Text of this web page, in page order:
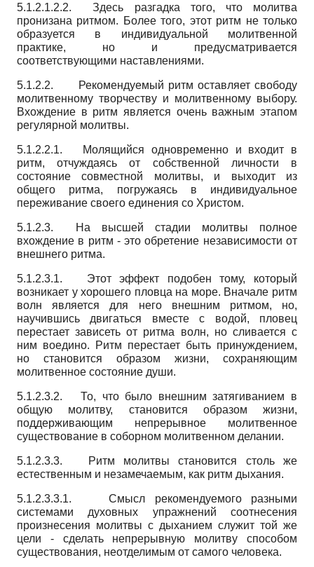
5.1.2.1.2.2. Здесь разгадка того, что молитва
пронизана ритмом. Более того, этот ритм не только
образуется в индивидуальной молитвенной
практике, но и предусматривается
соответствующими наставлениями.
5.1.2.2. Рекомендуемый ритм оставляет свободу
молитвенному творчеству и молитвенному выбору.
Вхождение в ритм является очень важным этапом
регулярной молитвы.
5.1.2.2.1. Молящийся одновременно и входит в
ритм, отчуждаясь от собственной личности в
состояние совместной молитвы, и выходит из
общего ритма, погружаясь в индивидуальное
переживание своего единения со Христом.
5.1.2.3. На высшей стадии молитвы полное
вхождение в ритм - это обретение независимости от
внешнего ритма.
5.1.2.3.1. Этот эффект подобен тому, который
возникает у хорошего пловца на море. Вначале ритм
волн является для него внешним ритмом, но,
научившись двигаться вместе с водой, пловец
перестает зависеть от ритма волн, но сливается с
ним воедино. Ритм перестает быть принуждением,
но становится образом жизни, сохраняющим
молитвенное состояние души.
5.1.2.3.2. То, что было внешним затягиванием в
общую молитву, становится образом жизни,
поддерживающим непрерывное молитвенное
существование в соборном молитвенном делании.
5.1.2.3.3. Ритм молитвы становится столь же
естественным и незамечаемым, как ритм дыхания.
5.1.2.3.3.1. Смысл рекомендуемого разными
системами духовных упражнений соотнесения
произнесения молитвы с дыханием служит той же
цели - сделать непрерывную молитву способом
существования, неотделимым от самого человека.